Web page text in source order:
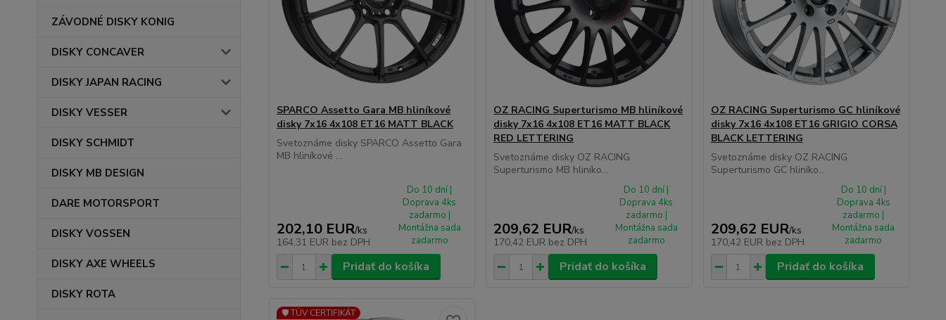
ZÁVODNÉ DISKY KONIG
DISKY CONCAVER
DISKY JAPAN RACING
DISKY VESSER
DISKY SCHMIDT
DISKY MB DESIGN
DARE MOTORSPORT
DISKY VOSSEN
DISKY AXE WHEELS
DISKY ROTA
SPARCO Assetto Gara MB hliníkové
disky 7x16 4x108 ET16 MATT BLACK
Svetoznáme disky SPARCO Assetto Gara
MB hliníkové ...
202,10 EUR/ks
164,31 EUR bez DPH
Do 10 dní |
Doprava 4ks
zadarmo |
Montážna sada
zadarmo
Pridať do košíka
OZ RACING Superturismo MB hliníkové
disky 7x16 4x108 ET16 MATT BLACK
RED LETTERING
Svetoznáme disky OZ RACING
Superturismo MB hliníko...
209,62 EUR/ks
170,42 EUR bez DPH
Do 10 dní |
Doprava 4ks
zadarmo |
Montážna sada
zadarmo
Pridať do košíka
OZ RACING Superturismo GC hliníkové
disky 7x16 4x108 ET16 GRIGIO CORSA
BLACK LETTERING
Svetoznáme disky OZ RACING
Superturismo GC hliníko...
209,62 EUR/ks
170,42 EUR bez DPH
Do 10 dní |
Doprava 4ks
zadarmo |
Montážna sada
zadarmo
Pridať do košíka
🛡️ TÜV CERTIFIKÁT